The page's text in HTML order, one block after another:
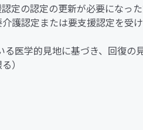
定の認定の更新が必要になっ
護認定または要支援認定を受
医学的見地に基づき、回復の
）